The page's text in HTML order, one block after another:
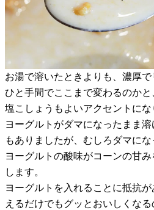
お湯で溶いたときよりも、濃厚
ひと手間でここまで変わるのかと
塩こしょうもよいアクセントにな
ヨーグルトがダマになったまま
もありましたが、むしろダマにな
ヨーグルトの酸味がコーンの甘
します。
ヨーグルトを入れることに抵抗
えるだけでもグッとおいしくなる